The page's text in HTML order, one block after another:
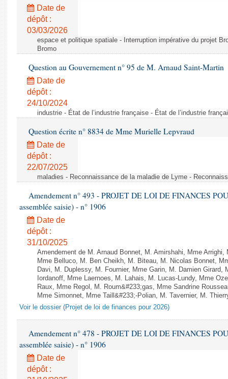
Date de
dépôt :
03/03/2026
espace et politique spatiale - Interruption impérative du projet
Bromo
Question au Gouvernement n° 95 de M. Arnaud Saint-Martin
Date de
dépôt :
24/10/2024
industrie - État de l’industrie française - État de l’industrie
Question écrite n° 8834 de Mme Murielle Lepvraud
Date de
dépôt :
22/07/2025
maladies - Reconnaissance de la maladie de Lyme -
Amendement n° 493 - PROJET DE LOI DE FINANCES
assemblée saisie) - n° 1906
Date de
dépôt :
31/10/2025
Amendement de M. Arnaud Bonnet, M. Amirshahi, Mme
Mme Belluco, M. Ben Cheikh, M. Biteau, M. Nicolas Bonnet,
Davi, M. Duplessy, M. Fournier, Mme Garin, M. Damien Girard,
Iordanoff, Mme Laernoes, M. Lahais, M. Lucas-Lundy, Mme
Raux, Mme Regol, M. Roum&#233;gas, Mme Sandrine
Mme Simonnet, Mme Taill&#233;-Polian, M. Tavernier, M.
Voir le dossier (Projet de loi de finances pour 2026)
Amendement n° 478 - PROJET DE LOI DE FINANCES
assemblée saisie) - n° 1906
Date de
dépôt :